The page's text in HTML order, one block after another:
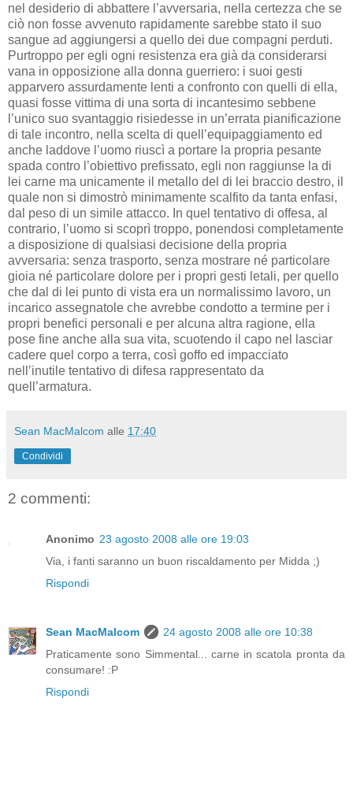
nel desiderio di abbattere l’avversaria, nella certezza che se
ciò non fosse avvenuto rapidamente sarebbe stato il suo
sangue ad aggiungersi a quello dei due compagni perduti.
Purtroppo per egli ogni resistenza era già da considerarsi
vana in opposizione alla donna guerriero: i suoi gesti
apparvero assurdamente lenti a confronto con quelli di ella,
quasi fosse vittima di una sorta di incantesimo sebbene
l’unico suo svantaggio risiedesse in un’errata pianificazione
di tale incontro, nella scelta di quell’equipaggiamento ed
anche laddove l’uomo riuscì a portare la propria pesante
spada contro l’obiettivo prefissato, egli non raggiunse la di
lei carne ma unicamente il metallo del di lei braccio destro, il
quale non si dimostrò minimamente scalfito da tanta enfasi,
dal peso di un simile attacco. In quel tentativo di offesa, al
contrario, l’uomo si scoprì troppo, ponendosi completamente
a disposizione di qualsiasi decisione della propria
avversaria: senza trasporto, senza mostrare né particolare
gioia né particolare dolore per i propri gesti letali, per quello
che dal di lei punto di vista era un normalissimo lavoro, un
incarico assegnatole che avrebbe condotto a termine per i
propri benefici personali e per alcuna altra ragione, ella
pose fine anche alla sua vita, scuotendo il capo nel lasciar
cadere quel corpo a terra, così goffo ed impacciato
nell’inutile tentativo di difesa rappresentato da
quell’armatura.
Sean MacMalcom alle 17:40
Condividi
2 commenti:
Anonimo 23 agosto 2008 alle ore 19:03
Via, i fanti saranno un buon riscaldamento per Midda ;)
Rispondi
Sean MacMalcom
24 agosto 2008 alle ore 10:38
Praticamente sono Simmental... carne in scatola pronta da
consumare! :P
Rispondi